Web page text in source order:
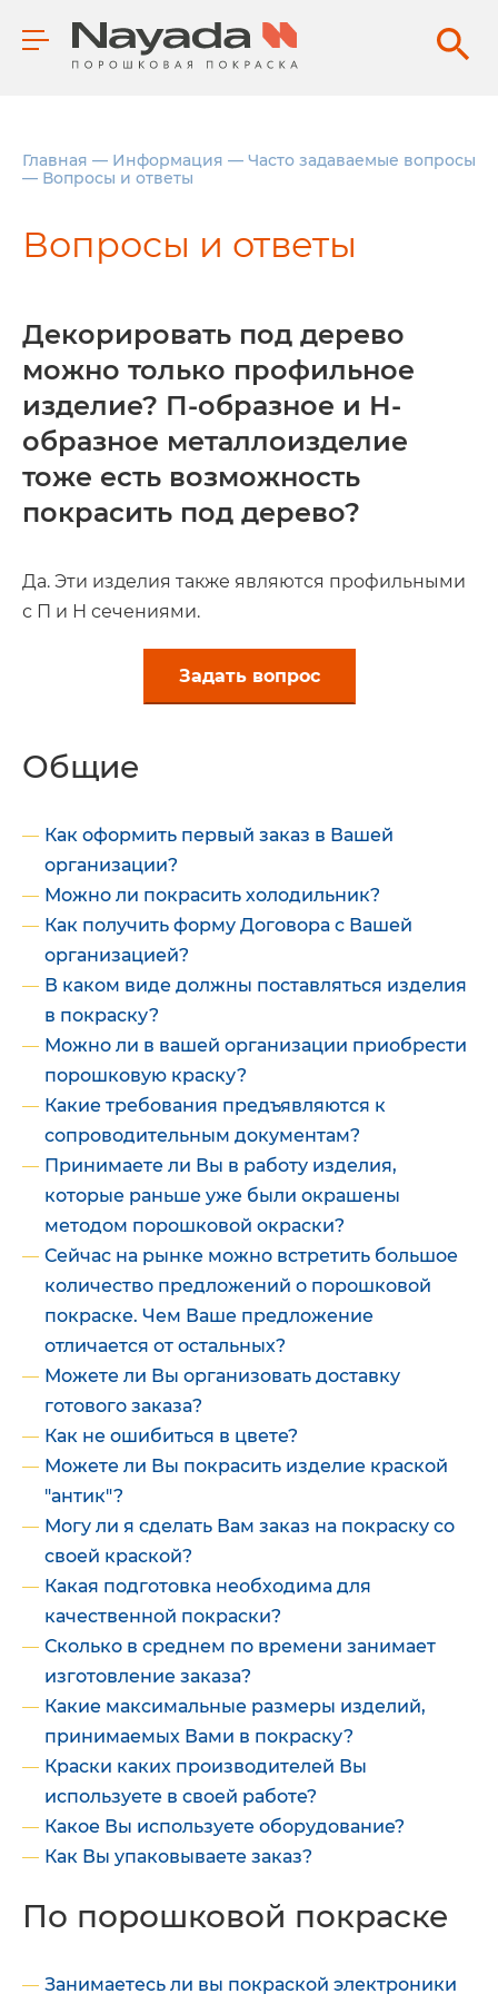
Главная — Информация — Часто задаваемые вопросы
— Вопросы и ответы
Вопросы и ответы
Декорировать под дерево
можно только профильное
изделие? П-образное и Н-
образное металлоизделие
тоже есть возможность
покрасить под дерево?
Да. Эти изделия также являются профильными
с П и Н сечениями.
Задать вопрос
Общие
Как оформить первый заказ в Вашей
организации?
Можно ли покрасить холодильник?
Как получить форму Договора с Вашей
организацией?
В каком виде должны поставляться изделия
в покраску?
Можно ли в вашей организации приобрести
порошковую краску?
Какие требования предъявляются к
сопроводительным документам?
Принимаете ли Вы в работу изделия,
которые раньше уже были окрашены
методом порошковой окраски?
Сейчас на рынке можно встретить большое
количество предложений о порошковой
покраске. Чем Ваше предложение
отличается от остальных?
Можете ли Вы организовать доставку
готового заказа?
Как не ошибиться в цвете?
Можете ли Вы покрасить изделие краской
"антик"?
Могу ли я сделать Вам заказ на покраску со
своей краской?
Какая подготовка необходима для
качественной покраски?
Сколько в среднем по времени занимает
изготовление заказа?
Какие максимальные размеры изделий,
принимаемых Вами в покраску?
Краски каких производителей Вы
используете в своей работе?
Какое Вы используете оборудование?
Как Вы упаковываете заказ?
По порошковой покраске
Занимаетесь ли вы покраской электроники